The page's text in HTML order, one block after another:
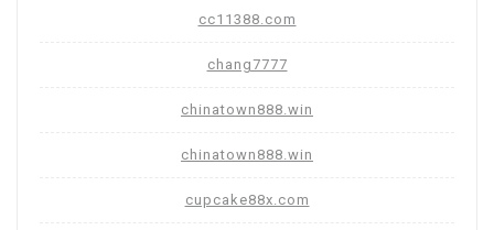
cc11388.com
chang7777
chinatown888.win
chinatown888.win
cupcake88x.com